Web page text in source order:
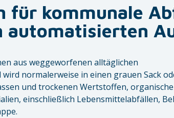
für kommunale
aus weggeworfenen alltäglichen
normalerweise in einen grauen Sack
und trockenen Wertstoffen,
einschließlich Lebensmittelabfällen,